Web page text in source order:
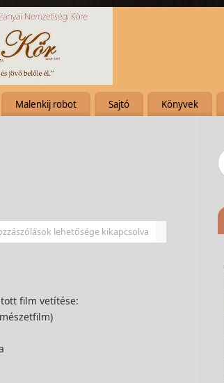
Malenkij robot Sajtó Könyvek
lehetősége kikapcsolva
film vetítése: